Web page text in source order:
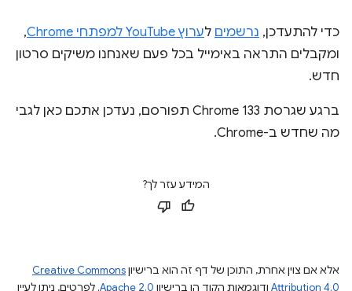
כדי להתעדכן, נרשמים לערוץ YouTube למפתחי Chrome
,
ומקבלים התראה באימייל בכל פעם שאנחנו משיקים סרטון
חדש.
ברגע שגרסת Chrome 133 תפורסם, נעדכן אתכם כאן לגבי
מה שחדש ב-Chrome.
המידע עזר לך?
אלא אם צוין אחרת, התוכן של דף זה הוא ברישיוןCreative Commons
Attribution 4.0 ודוגמאות הקוד הן ברישיון Apache 2.0. לפרטים, ניתן לעיין